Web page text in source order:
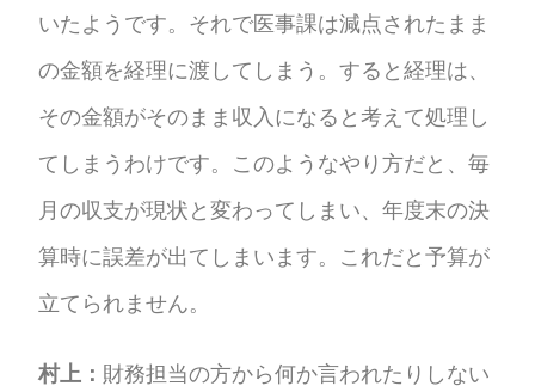
いたようです。それで医事課は減点されたまま
の金額を経理に渡してしまう。すると経理は、
その金額がそのまま収入になると考えて処理し
てしまうわけです。このようなやり方だと、毎
月の収支が現状と変わってしまい、年度末の決
算時に誤差が出てしまいます。これだと予算が
立てられません。
村上： 財務担当の方から何か言われたりしない